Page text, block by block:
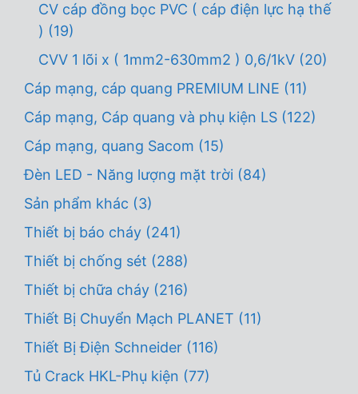
CV cáp đồng bọc PVC ( cáp điện lực hạ thế
) (19)
CVV 1 lõi x ( 1mm2-630mm2 ) 0,6/1kV (20)
Cáp mạng, cáp quang PREMIUM LINE (11)
Cáp mạng, Cáp quang và phụ kiện LS (122)
Cáp mạng, quang Sacom (15)
Đèn LED - Năng lượng mặt trời (84)
Sản phẩm khác (3)
Thiết bị báo cháy (241)
Thiết bị chống sét (288)
Thiết bị chữa cháy (216)
Thiết Bị Chuyển Mạch PLANET (11)
Thiết Bị Điện Schneider (116)
Tủ Crack HKL-Phụ kiện (77)